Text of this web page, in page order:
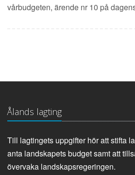
vårbudgeten, ärende nr 10 på
Ålands lagting
Till lagtingets uppgifter hör att stifta
anta landskapets budget samt att
övervaka landskapsregeringen.